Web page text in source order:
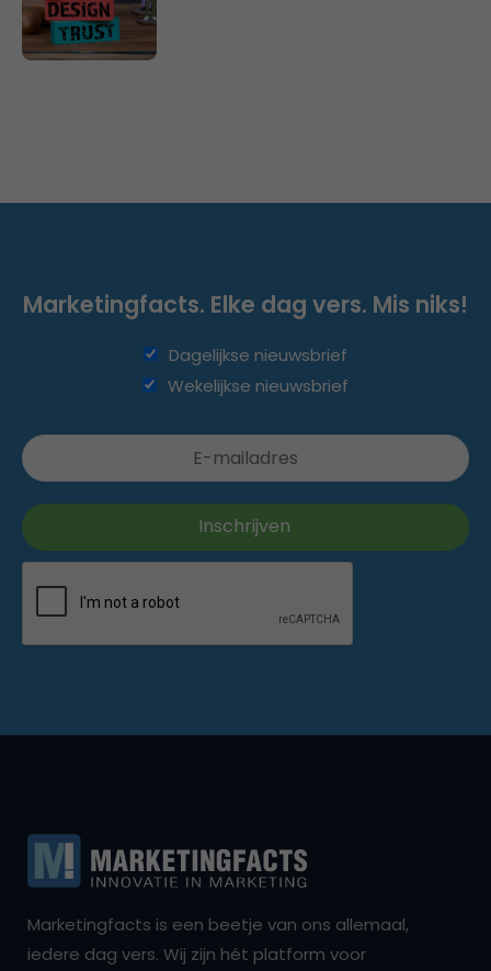
Marketingfacts. Elke dag vers. Mis niks!
Dagelijkse nieuwsbrief
Wekelijkse nieuwsbrief
Marketingfacts is een beetje van ons allemaal,
iedere dag vers. Wij zijn hét platform voor